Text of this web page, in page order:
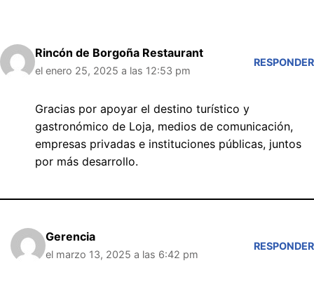
Rincón de Borgoña Restaurant
el enero 25, 2025 a las 12:53 pm
RESPONDER
Gracias por apoyar el destino turístico y
gastronómico de Loja, medios de comunicación,
empresas privadas e instituciones públicas, juntos
por más desarrollo.
Gerencia
el marzo 13, 2025 a las 6:42 pm
RESPONDER